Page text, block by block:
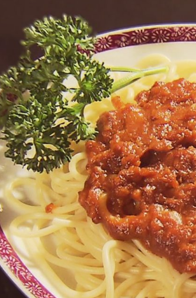
カレー パスタ
五所川原市 つがる市
八戸市